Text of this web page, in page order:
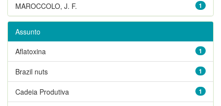
1
MAROCCOLO, J. F.
Assunto
1
Aflatoxina
1
Brazil nuts
1
Cadeia Produtiva